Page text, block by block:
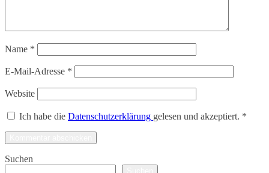
Name *
E-Mail-Adresse *
Website
Ich habe die Datenschutzerklärung gelesen und akzeptiert. *
Suchen